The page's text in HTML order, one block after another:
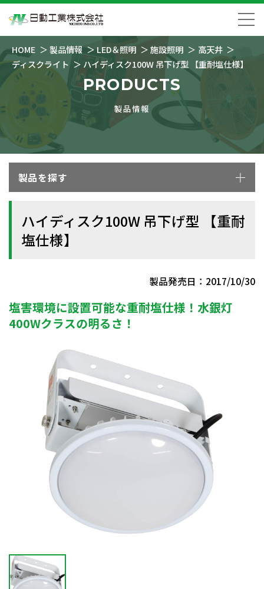
HOME 製品情報 LED＆照明 施設照明
高天井
ディスクライト
ハイディスク100W 吊下げ型 【重耐塩仕様】
PRODUCTS
製品情報
製品を探す
ハイディスク100W 吊下げ型 【重耐
塩仕様】
製品発売日：2017/10/30
塩害環境に設置可能な重耐塩仕様！水銀灯
400Wクラスの明るさ！